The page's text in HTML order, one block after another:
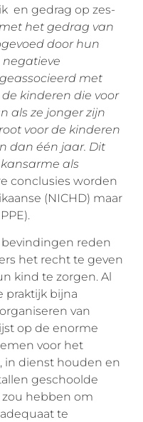
en gedrag op zes-
het gedrag van
door hun
negatieve
met
kinderen die voor
als ze jonger zijn
voor de kinderen
dan één jaar. Dit
als
conclusies worden
(NICHD) maar
bevindingen reden
het recht te geven
kind te zorgen. Al
praktijk bijna
van
op de enorme
voor het
in dienst houden en
geschoolde
hebben om
te